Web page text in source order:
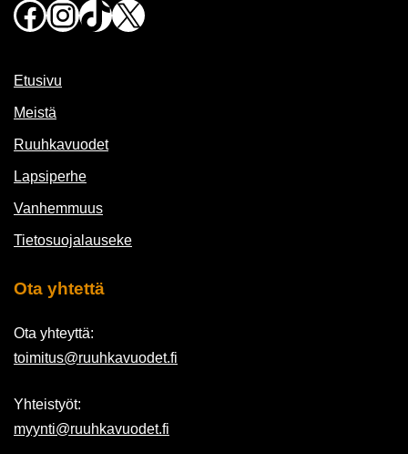
Facebook
Instagram
TikTok
X
Etusivu
Meistä
Ruuhkavuodet
Lapsiperhe
Vanhemmuus
Tietosuojalauseke
Ota yhtettä
Ota yhteyttä:
toimitus@ruuhkavuodet.fi
Yhteistyöt:
myynti@ruuhkavuodet.fi